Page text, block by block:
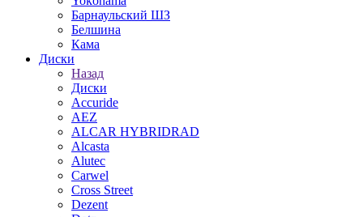
Барнаульский ШЗ
Белшина
Кама
Диски
Назад
Диски
Accuride
AEZ
ALCAR HYBRIDRAD
Alcasta
Alutec
Carwel
Cross Street
Dezent